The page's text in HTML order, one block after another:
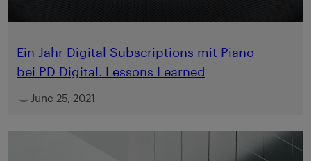
Ein Jahr Digital Subscriptions mit Piano
bei PD Digital. Lessons Learned
June 25, 2021